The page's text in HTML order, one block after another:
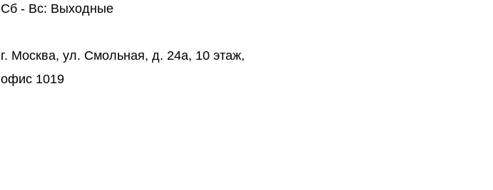
Сб - Вс: Выходные
г. Москва, ул. Смольная, д. 24а, 10 этаж,
офис 1019